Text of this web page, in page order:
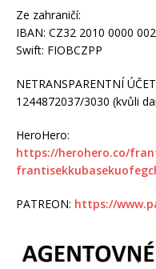
Ze zahraničí:
IBAN: CZ32 2010 0000
Swift: FIOBCZPP
NETRANSPARENTNÍ
1244872037/3030 (kvůli
HeroHero:
https://herohero.co/
PATREON: https://